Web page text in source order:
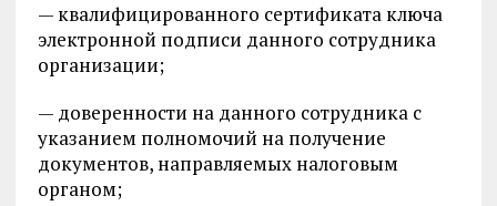
— квалифицированного сертификата ключа
электронной подписи данного сотрудника
организации;
— доверенности на данного сотрудника с
указанием полномочий на получение
документов, направляемых налоговым
органом;